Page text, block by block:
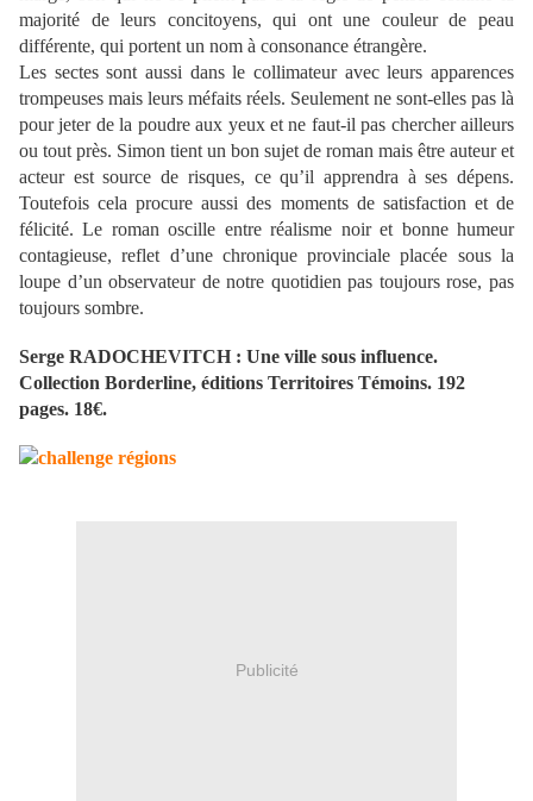
majorité de leurs concitoyens, qui ont une couleur de peau
différente, qui portent un nom à consonance étrangère.
Les sectes sont aussi dans le collimateur avec leurs apparences
trompeuses mais leurs méfaits réels. Seulement ne sont-elles pas là
pour jeter de la poudre aux yeux et ne faut-il pas chercher ailleurs
ou tout près. Simon tient un bon sujet de roman mais être auteur et
acteur est source de risques, ce qu’il apprendra à ses dépens.
Toutefois cela procure aussi des moments de satisfaction et de
félicité. Le roman oscille entre réalisme noir et bonne humeur
contagieuse, reflet d’une chronique provinciale placée sous la
loupe d’un observateur de notre quotidien pas toujours rose, pas
toujours sombre.
Serge RADOCHEVITCH : Une ville sous influence.
Collection Borderline, éditions Territoires Témoins. 192
pages. 18€.
Publicité